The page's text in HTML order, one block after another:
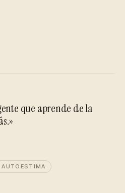
que aprende de la
AUTOESTIMA